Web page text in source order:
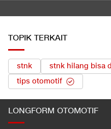
TOPIK TERKAIT
stnk
stnk hilang bisa
tips otomotif
LONGFORM OTOMOTIF